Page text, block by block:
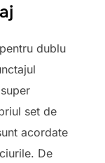
dublu
set de
acordate
De